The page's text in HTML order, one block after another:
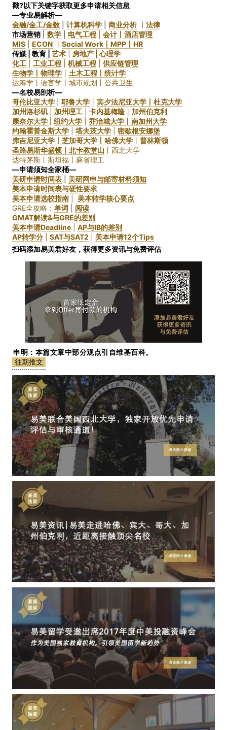
戳?以下关键字获取更多申请相关信息
—专业易解析—
金融/金工/金数
计算机科学 商业分析丨 法律
市场营销
数学 电气工程 会计丨 酒店管理
MIS
ECON 丨 Social Work丨 MPP丨 HR
传媒
教育 艺术 房地产 | 心理学
化工
工业工程 机械工程
供应链管理
生物学丨物理学 丨 土木工程丨统计学
运筹学丨语言学丨城市规划丨公共卫生
—名校易剖析—
哥伦比亚大学
耶鲁大学 丨 宾夕法尼亚大学丨 杜克大学
加州洛杉矶
加州理工 卡内基梅隆 丨 加州伯克利
康奈尔大学
纽约大学 乔治城大学丨 南加州大学
约翰霍普金斯大学
塔夫茨大学
密歇根安娜堡
弗吉尼亚大学
芝加哥大学丨哈佛大学 丨 普林斯顿
圣路易斯华盛顿丨 北卡教堂山 丨西北大学
达特茅斯丨斯坦福丨麻省理工
—申请须知全家桶—
美研申请时间表
美研网申与邮寄材料须知
美本申请时间表与硬性要求
美本申请选校指南
美本转学核心要点
GRE全攻略： 单词
阅读
GMAT解读&与GRE的差别
美本申请Deadline
AP与IB的差别
AP转学分
SAT与SAT2
美本申请12个Tips
扫码添加易美君好友，获得更多资讯与免费评估
申明：本篇文章中部分观点引自维基百科。
往期推文